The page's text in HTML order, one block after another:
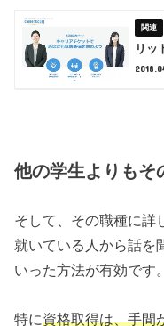
リッ
他の学生よりもそ
そして、その職種に詳
就いている人から話を
いった方法が有効です。
特に資格取得は、手間